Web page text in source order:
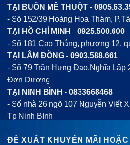
TẠI BUÔN MÊ THUỘT -
- Số 152/39 Hoàng Hoa Thám,
TẠI HỒ CHÍ MINH - 0925.500.600
- Số 181 Cao Thắng, phường 12,
TẠI LÂM ĐỒNG - 0903.588.661
- Số 79 Trần Hưng Đạo,Nghĩa Lập
Đơn Dương
TẠI NINH BÌNH - 0833668468
- Số nhà 26 ngõ 107 Nguyễn Viết
Tp Ninh Bình
ĐỀ XUẤT KHUYẾN MÃI HOẶC